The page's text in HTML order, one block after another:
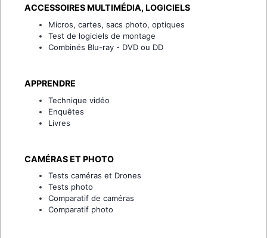
ACCESSOIRES MULTIMÉDIA, LOGICIELS
Micros, cartes, sacs photo, optiques
Test de logiciels de montage
Combinés Blu-ray - DVD ou DD
APPRENDRE
Technique vidéo
Enquêtes
Livres
CAMÉRAS ET PHOTO
Tests caméras et Drones
Tests photo
Comparatif de caméras
Comparatif photo